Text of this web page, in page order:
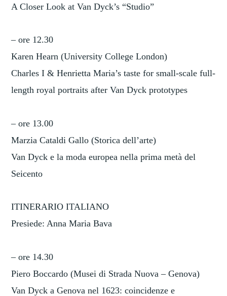
A Closer Look at Van Dyck’s “Studio”
– ore 12.30
Karen Hearn (University College London)
Charles I & Henrietta Maria’s taste for small-scale full-
length royal portraits after Van Dyck prototypes
– ore 13.00
Marzia Cataldi Gallo (Storica dell’arte)
Van Dyck e la moda europea nella prima metà del
Seicento
ITINERARIO ITALIANO
Presiede: Anna Maria Bava
– ore 14.30
Piero Boccardo (Musei di Strada Nuova – Genova)
Van Dyck a Genova nel 1623: coincidenze e